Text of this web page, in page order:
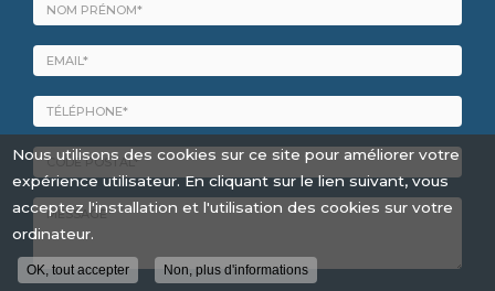
Nom
-
Prénom
*
Email
:
*Tél.
:
*
Code
postal
Nous utilisons des cookies sur ce site pour améliorer votre
expérience utilisateur. En cliquant sur le lien suivant, vous
acceptez l'installation et l'utilisation des cookies sur votre
ordinateur.
OK, tout accepter Non, plus d'informations